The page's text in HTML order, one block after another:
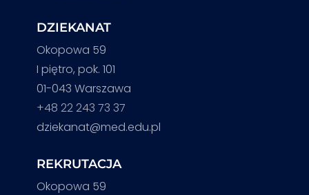
DZIEKANAT
Okopowa 59
I piętro, pok. 101
01-043 Warszawa
+48 22 243 73 37
dziekanat@med.edu.pl
REKRUTACJA
Okopowa 59